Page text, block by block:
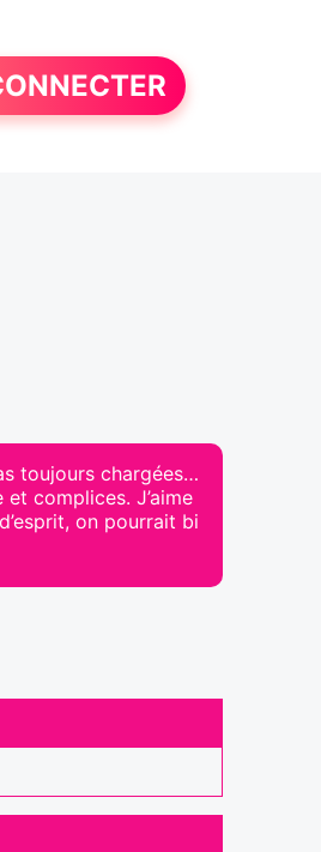
toujours chargées…
complices. J’aime
on pourrait bi